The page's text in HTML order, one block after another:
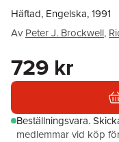
Häftad, Engelska, 1991
Av Peter J. Brockwell,
729 kr
Beställningsvara.
medlemmar vid köp